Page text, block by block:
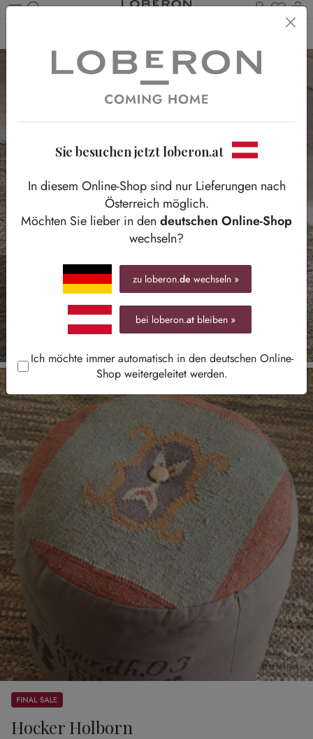
Du
Sale
Hocker Holborn
Sie besuchen jetzt loberon.at
In diesem Online-Shop sind nur Lieferungen nach
Österreich möglich.
Möchten Sie lieber in den deutschen Online-Shop
wechseln?
zu loberon.de wechseln »
bei loberon.at bleiben »
Ich möchte immer automatisch in den deutschen Online-
Shop weitergeleitet werden.